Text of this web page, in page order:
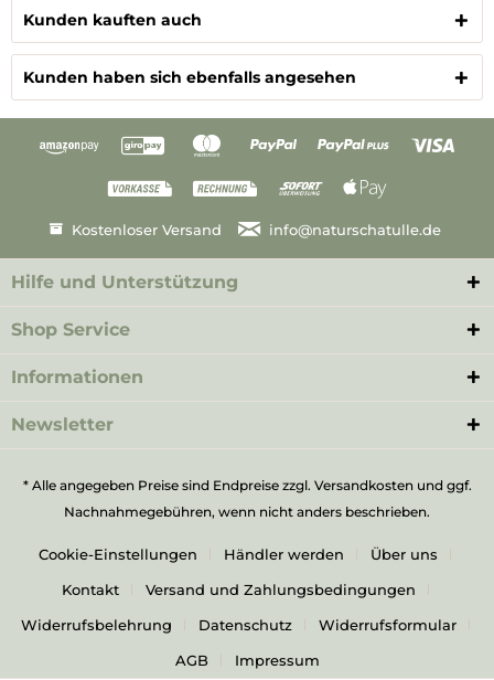
Kunden kauften auch
Kunden haben sich ebenfalls angesehen
Kostenloser Versand info@naturschatulle.de
Hilfe und Unterstützung
Shop Service
Informationen
Newsletter
* Alle angegeben Preise sind Endpreise zzgl. Versandkostenund ggf.
Nachnahmegebühren, wenn nicht anders beschrieben.
Cookie-Einstellungen Händler werden
Über uns
Kontakt
Versand und Zahlungsbedingungen
Widerrufsbelehrung
Datenschutz
Widerrufsformular
AGB
Impressum